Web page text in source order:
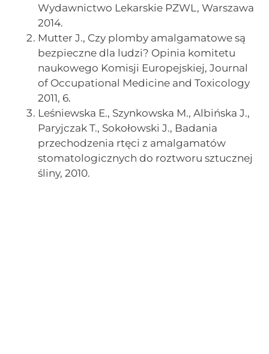
Wydawnictwo Lekarskie PZWL, Warszawa
2014.
Mutter J., Czy plomby amalgamatowe są
bezpieczne dla ludzi? Opinia komitetu
naukowego Komisji Europejskiej, Journal
of Occupational Medicine and Toxicology
2011, 6.
Leśniewska E., Szynkowska M., Albińska J.,
Paryjczak T., Sokołowski J., Badania
przechodzenia rtęci z amalgamatów
stomatologicznych do roztworu sztucznej
śliny, 2010.